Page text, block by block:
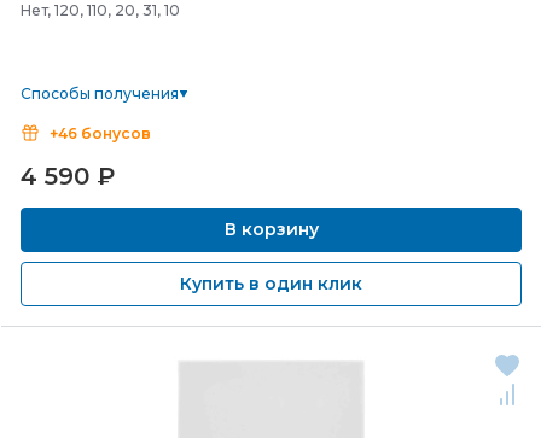
Нет, 120, 110, 20, 31, 10
Способы получения
+46 бонусов
4 590 ₽
В корзину
Купить в один клик